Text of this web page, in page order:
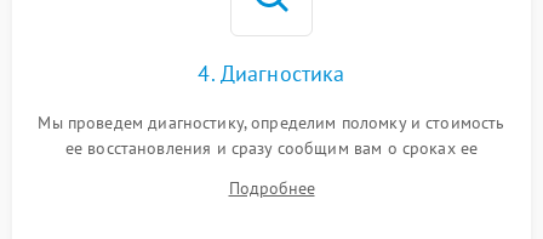
4. Диагностика
Мы проведем диагностику, определим поломку и стоимость
ее восстановления и сразу сообщим вам о сроках ее
Подробнее